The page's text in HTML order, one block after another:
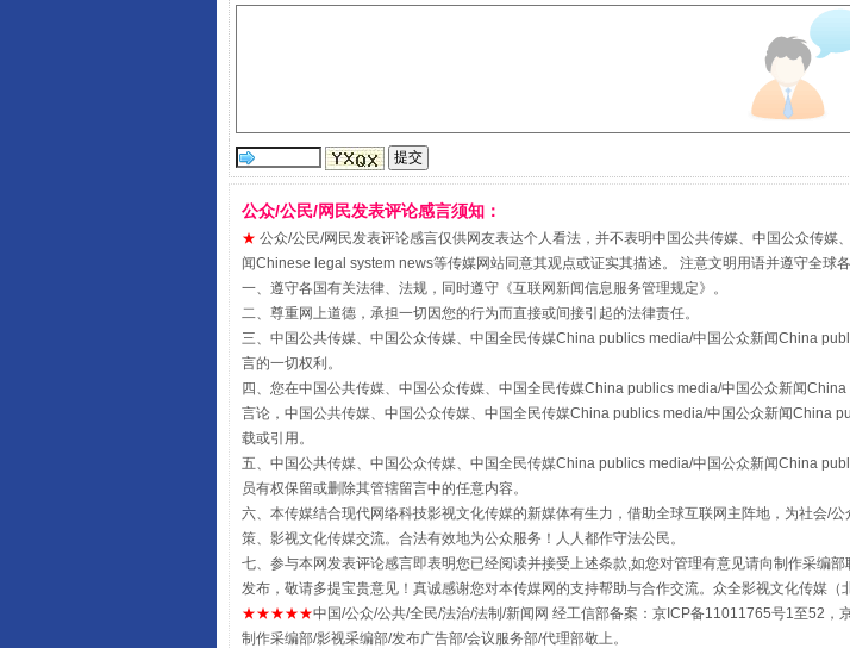
受贿1.44亿！段成刚被判无期
全民健身五年计划来了！等你上场 事关残疾人未
公众/公民/网民发表评论感言须知：
★ 公众/公民/网民发表评论感言仅供网友表达个人看法，并不表明中国公共传媒、中国公众传
闻Chinese legal system news等传媒网站同意其观点或证实其描述。 注意文明用语并遵守全球各
一、遵守各国有关法律、法规，同时遵守《互联网新闻信息服务管理规定》。
二、尊重网上道德，承担一切因您的行为而直接或间接引起的法律责任。
三、中国公共传媒、中国公众传媒、中国全民传媒China publics media/中国公众新闻China
言的一切权利。
四、您在中国公共传媒、中国公众传媒、中国全民传媒China publics media/中国公众新闻
言论，中国公共传媒、中国公众传媒、中国全民传媒China publics media/中国公众新闻China
载或引用。
五、中国公共传媒、中国公众传媒、中国全民传媒China publics media/中国公众新闻China
员有权保留或删除其管辖留言中的任意内容。
六、本传媒结合现代网络科技影视文化传媒的新媒体有生力，借助全球互联网主阵地，为社会/
策、影视文化传媒交流。合法有效地为公众服务！人人都作守法公民。
七、参与本网发表评论感言即表明您已经阅读并接受上述条款,如您对管理有意见请向制作采编
发布，敬请多提宝贵意见！真诚感谢您对本传媒网的支持帮助与合作交流。众全影视文化传媒（
★★★★★中国/公众/公共/全民/法治/法制/新闻网 经工信部备案：京ICP备11011765号1至52，
制作采编部/影视采编部/发布广告部/会议服务部/代理部敬上。